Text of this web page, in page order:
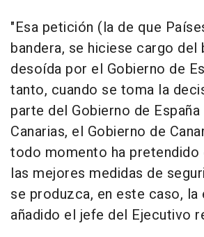
"Esa petición (la de que
bandera, se hiciese cargo del
desoída por el Gobierno de
tanto, cuando se toma la
parte del Gobierno de
Canarias, el Gobierno de
todo momento ha pretendido
las mejores medidas de
se produzca, en este caso, la
añadido el jefe del Ejecutivo